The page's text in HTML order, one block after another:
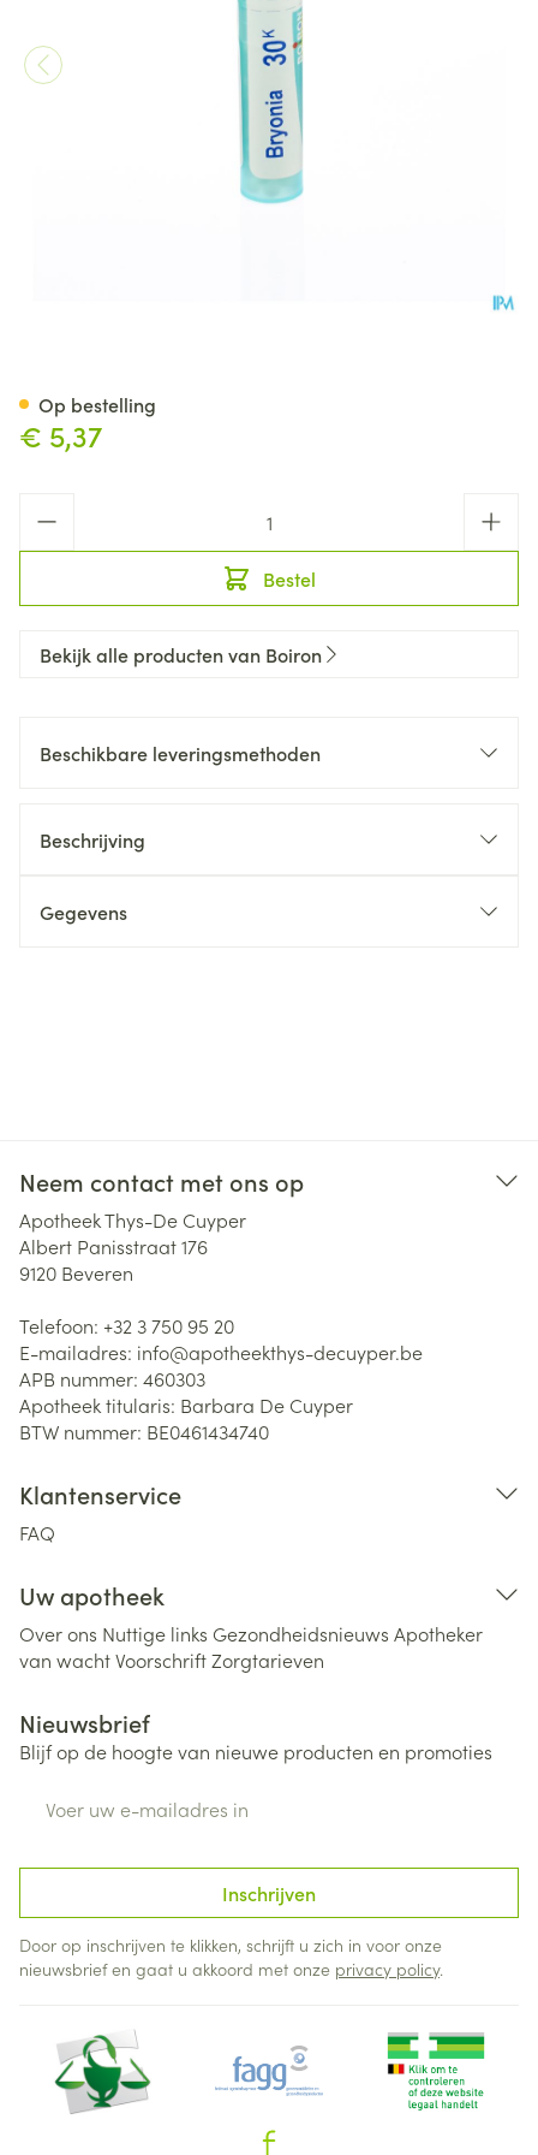
€ 5,37
Bestel
Op bestelling
Bekijk alle producten van Boiron
Beschikbare leveringsmethoden
Beschrijving
Gegevens
Neem contact met ons op
Apotheek Thys-De Cuyper
Albert Panisstraat 176
9120 Beveren
Telefoon: +32 3 750 95 20
E-mailadres: info@apotheekthys-decuyper.be
APB nummer: 460303
Apotheek titularis: Barbara De Cuyper
BTW nummer: BE0461434740
Klantenservice
FAQ
Uw apotheek
Over ons Nuttige links Gezondheidsnieuws Apotheker
van wachtVoorschriftZorgtarieven
Nieuwsbrief
Blijf op de hoogte van nieuwe producten en promoties
Inschrijven
Door op inschrijven te klikken, schrijft u zich in voor onze
nieuwsbrief en gaat u akkoord met onze privacy policy.